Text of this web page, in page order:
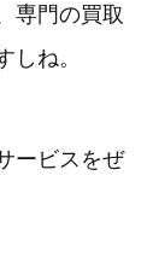
専門の買取
しね。
ービスをぜ